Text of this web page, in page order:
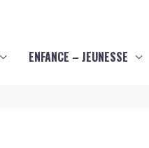
ENFANCE – JEUNESSE